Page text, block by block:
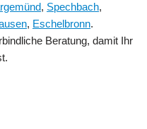
, Spechbach,
, Eschelbronn.
Beratung, damit Ihr